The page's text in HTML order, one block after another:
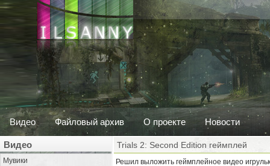
Видео Файловый архив О проекте Новости
Видео
Мувики
Trials 2: Second Edition геймплей
Решил выложить геймплейное видео